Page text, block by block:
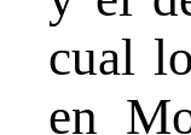
cual
en